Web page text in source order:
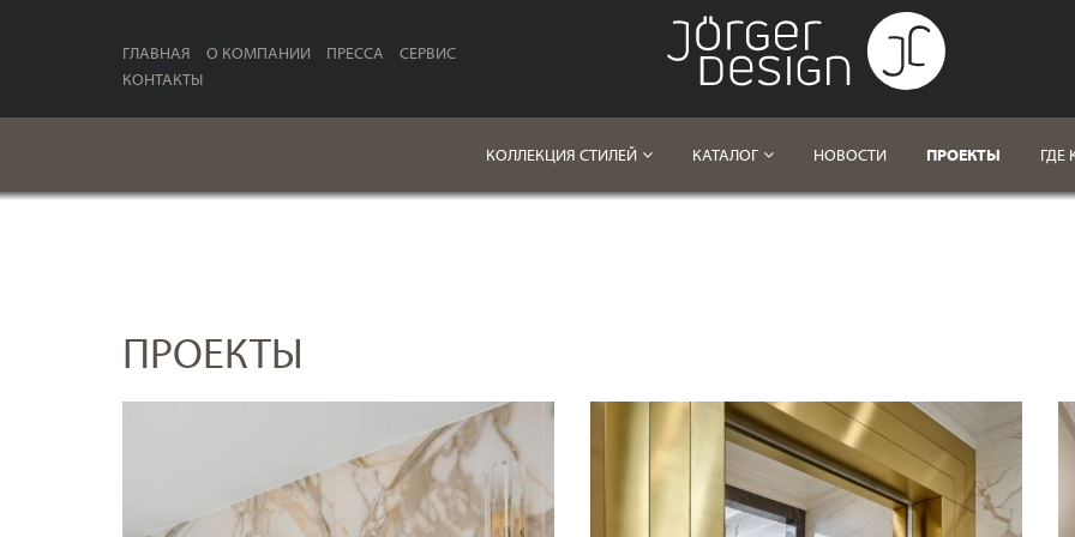
ГЛАВНАЯ О КОМПАНИИ ПРЕССА
СЕРВИС
КОНТАКТЫ
КОЛЛЕКЦИЯ СТИЛЕЙ КАТАЛОГ НОВОСТИ ПРОЕКТЫ ГДЕ
ПРОЕКТЫ